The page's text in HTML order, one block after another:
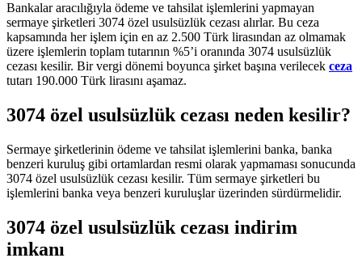
Bankalar aracılığıyla ödeme ve tahsilat işlemlerini yapmayan
sermaye şirketleri 3074 özel usulsüzlük cezası alırlar. Bu ceza
kapsamında her işlem için en az 2.500 Türk lirasından az olmamak
üzere işlemlerin toplam tutarının %5’i oranında 3074 usulsüzlük
cezası kesilir. Bir vergi dönemi boyunca şirket başına verilecek ceza
tutarı 190.000 Türk lirasını aşamaz.
3074 özel usulsüzlük cezası neden kesilir?
Sermaye şirketlerinin ödeme ve tahsilat işlemlerini banka, banka
benzeri kuruluş gibi ortamlardan resmi olarak yapmaması sonucunda
3074 özel usulsüzlük cezası kesilir. Tüm sermaye şirketleri bu
işlemlerini banka veya benzeri kuruluşlar üzerinden sürdürmelidir.
3074 özel usulsüzlük cezası indirim
imkanı